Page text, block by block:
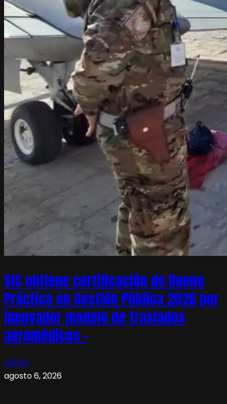
SIS obtiene certificación de Buena
Práctica en Gestión Pública 2026 por
innovador modelo de traslados
aeromédicos –
admin
agosto 6, 2026